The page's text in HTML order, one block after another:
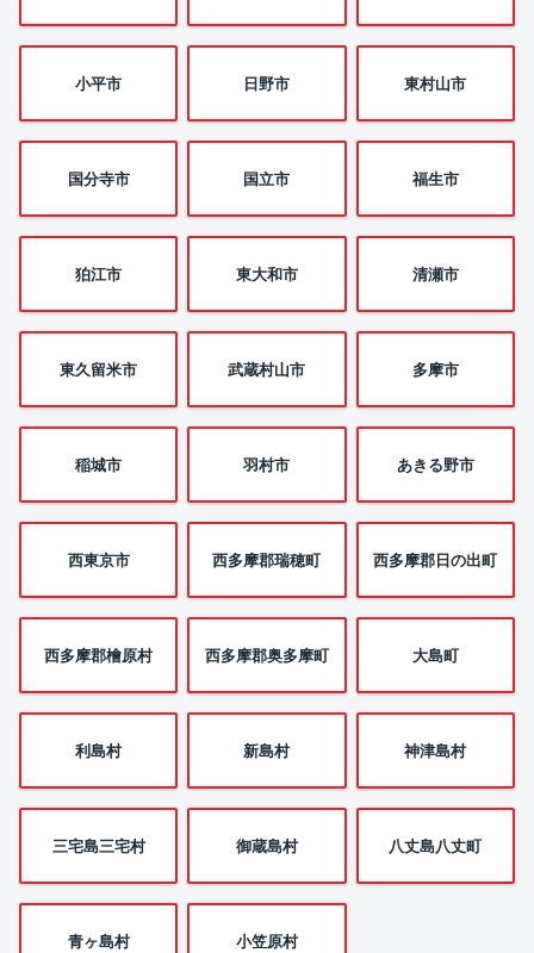
小平市 日野市 東村山市
国分寺市 国立市 福生市
狛江市 東大和市 清瀬市
東久留米市 武蔵村山市 多摩市
稲城市 羽村市 あきる野市
西東京市 西多摩郡瑞穂町 西多摩郡日の出町
西多摩郡檜原村 西多摩郡奥多摩町 大島町
利島村 新島村 神津島村
三宅島三宅村 御蔵島村 八丈島八丈町
青ヶ島村 小笠原村